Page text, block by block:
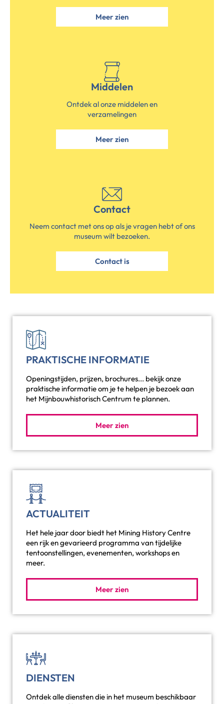
Meer zien
Middelen
Ontdek al onze middelen en
verzamelingen
Meer zien
Contact
Neem contact met ons op als je vragen hebt of ons
museum wilt bezoeken.
Contact is
PRAKTISCHE INFORMATIE
Openingstijden, prijzen, brochures... bekijk onze
praktische informatie om je te helpen je bezoek aan
het Mijnbouwhistorisch Centrum te plannen.
Meer zien
ACTUALITEIT
Het hele jaar door biedt het Mining History Centre
een rijk en gevarieerd programma van tijdelijke
tentoonstellingen, evenementen, workshops en
meer.
Meer zien
DIENSTEN
Ontdek alle diensten die in het museum beschikbaar